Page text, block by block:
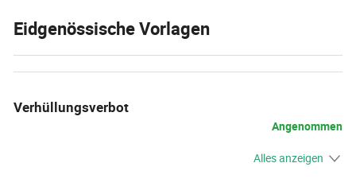
Eidgenössische Vorlagen
Verhüllungsverbot
Angenommen
Alles anzeigen